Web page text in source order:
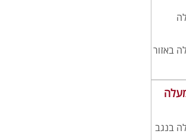
ומעלה באזור
ומעלה